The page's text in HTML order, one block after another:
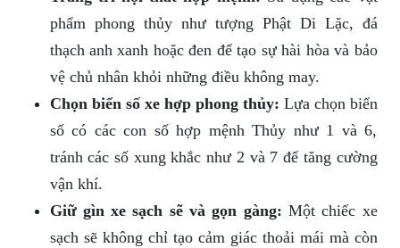
phẩm phong thủy như tượng Phật Di Lặc, đá
thạch anh xanh hoặc đen để tạo sự hài hòa và bảo
vệ chủ nhân khỏi những điều không may.
Chọn biển số xe hợp phong thủy: Lựa chọn biển
số có các con số hợp mệnh Thủy như 1 và 6,
tránh các số xung khắc như 2 và 7 để tăng cường
vận khí.
Giữ gìn xe sạch sẽ và gọn gàng: Một chiếc xe
sạch sẽ không chỉ tạo cảm giác thoải mái mà còn